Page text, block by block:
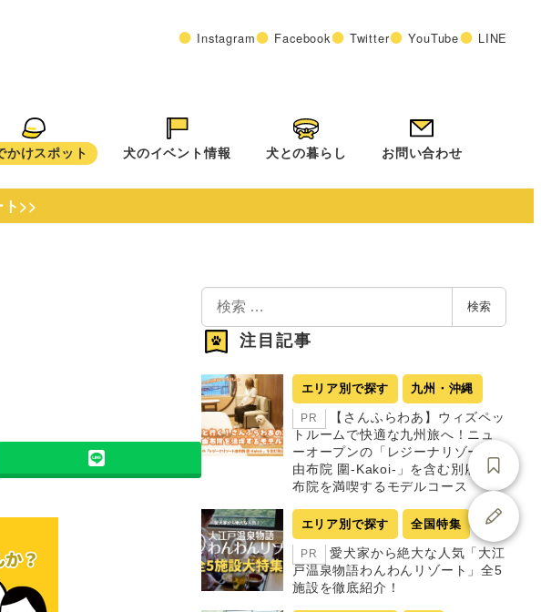
Instagram Facebook Twitter YouTube LINE
かけスポット 犬のイベント情報 犬との暮らし お問い合わせ
>>
検
索
検索
注目記事
エリア別で探す 九州・沖縄
PR
【さんふらわあ】ウィズペッ
トルームで快適な九州旅へ！ニュ
ーオープンの「レジーナリゾート
由布院 圍-Kakoi-」を含む別府・由
布院を満喫するモデルコース
エリア別で探す 全国特集
PR
愛犬家から絶大な人気「大江
戸温泉物語わんわんリゾート」全5
施設を徹底紹介！